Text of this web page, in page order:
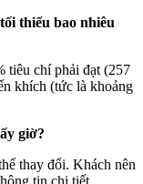
thiểu bao nhiêu
tiêu chí phải đạt (257
khích (tức là khoảng
giờ?
thay đổi. Khách nên
tin chi tiết.